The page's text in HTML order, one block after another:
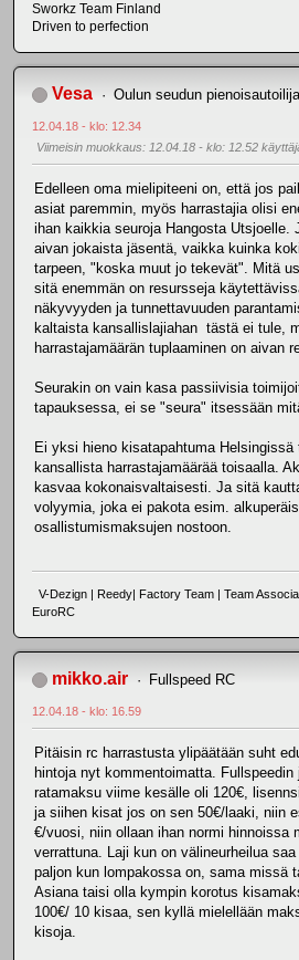
Sworkz Team Finland
Driven to perfection
Vesa Oulun seudun
12.04.18 - klo: 12.34
Viimeisin muokkaus: 12.04.18 - klo: 12.52
Edelleen oma mielipiteeni on, että jos
asiat paremmin, myös harrastajia olisi
ihan kaikkia seuroja Hangosta Utsjoelle.
aivan jokaista jäsentä, vaikka kuinka
tarpeen, "koska muut jo tekevät". Mitä
sitä enemmän on resursseja
näkyvyyden ja tunnettavuuden
kaltaista kansallislajiahan tästä ei tule,
harrastajamäärän tuplaaminen on aivan
Seurakin on vain kasa passiivisia
tapauksessa, ei se "seura" itsessään
Ei yksi hieno kisatapahtuma
kansallista harrastajamäärää toisaalla.
kasvaa kokonaisvaltaisesti. Ja sitä
volyymia, joka ei pakota esim.
osallistumismaksujen nostoon.
V-Dezign | Reedy| Factory Team | Team
EuroRC
mikko.air Fullspeed RC
12.04.18 - klo: 16.59
Pitäisin rc harrastusta ylipäätään suht
hintoja nyt kommentoimatta.
ratamaksu viime kesälle oli 120€,
ja siihen kisat jos on sen 50€/laaki, niin
€/vuosi, niin ollaan ihan normi hinnoissa
verrattuna. Laji kun on välineurheilua
paljon kun lompakossa on, sama missä
Asiana taisi olla kympin korotus
100€/ 10 kisaa, sen kyllä mielellään
kisoja.